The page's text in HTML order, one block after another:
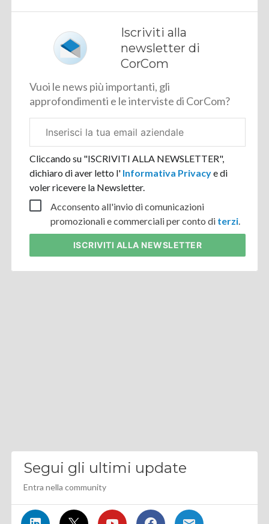
Iscriviti alla
newsletter di
CorCom
Vuoi le news più importanti, gli
approfondimenti e le interviste di CorCom?
aziendale
Cliccando su "ISCRIVITI ALLA NEWSLETTER",
dichiaro di aver letto l' Informativa Privacye di
voler ricevere la Newsletter.
Acconsento all'invio di comunicazioni
promozionali e commerciali per conto di terzi.
ISCRIVITI ALLA NEWSLETTER
Segui gli ultimi update
Entra nella community